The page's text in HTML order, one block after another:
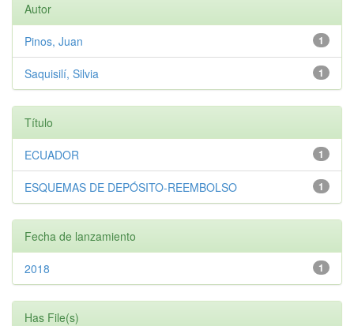
Autor
1
Pinos, Juan
1
Saquisilí, Silvia
Título
1
ECUADOR
1
ESQUEMAS DE DEPÓSITO-REEMBOLSO
Fecha de lanzamiento
1
2018
Has File(s)